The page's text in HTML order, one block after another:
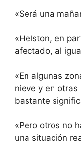
«Será una
«Helston, en
afectado, al
«En algunas
nieve y en otras
bastante
«Pero otros no
una situación